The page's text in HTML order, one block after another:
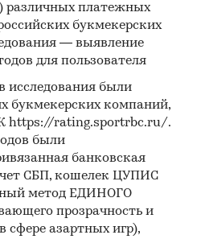
Валютного
Fund).
банка (World Bank).
Trade Organization).
экономического
(Organization for
and Development).
Trade Centre.
различных платежных
букмекерских
— выявление
для пользователя
исследования были
букмекерских компаний,
https://rating.sportrbc.ru/.
были
банковская
СБП, кошелек ЦУПИС
метод ЕДИНОГО
прозрачность и
сфере азартных игр),